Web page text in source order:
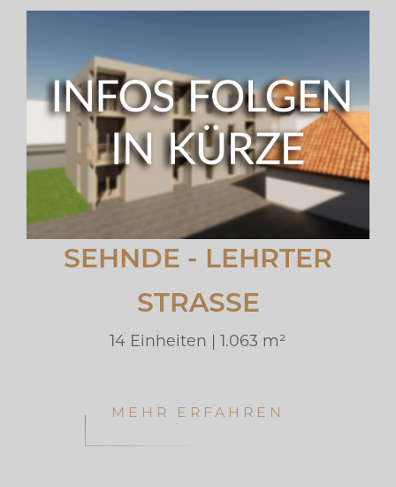
SEHNDE - LEHRTER
STRASSE
14 Einheiten | 1.063 m²
MEHR ERFAHREN